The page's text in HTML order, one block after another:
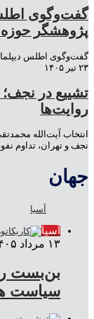
گفت‌وگوی
پژوهشگر حوزه
گفت‌وگوی اطلس
۲۳ تیر ۱۴۰۵
تشییع در نجف؛
روایت‌ها
انتخاب آیت‌الله
نجف و تهران، تداوم
جهان
آسیا
آسیا
۱۳ مرداد ۱۴۰۵
بن‌بست
سیاست